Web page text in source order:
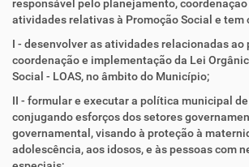
responsável pelo planejamento, coordenação
atividades relativas à Promoção Social e tem
I - desenvolver as atividades relacionadas ao
coordenação e implementação da Lei
Social - LOAS, no âmbito do Município;
II - formular e executar a política municipal
conjugando esforços dos setores
governamental, visando à proteção à
adolescência, aos idosos, e às pessoas com